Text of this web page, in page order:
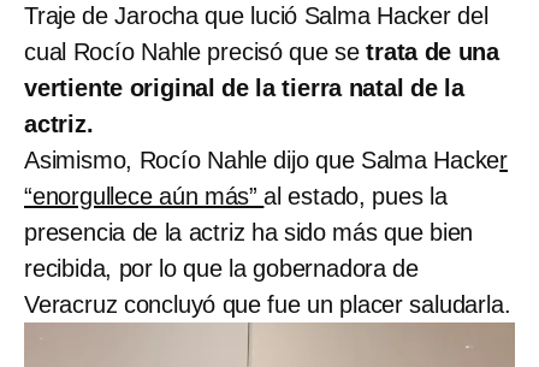
Traje de Jarocha que lució Salma Hacker del
cual Rocío Nahle precisó que setrata de una
vertiente original de la tierra natal de la
actriz.
Asimismo, Rocío Nahle dijo que Salma Hacker
“enorgullece aún más”al estado, pues la
presencia de la actriz ha sido más que bien
recibida, por lo que la gobernadora de
Veracruz concluyó que fue un placer saludarla.